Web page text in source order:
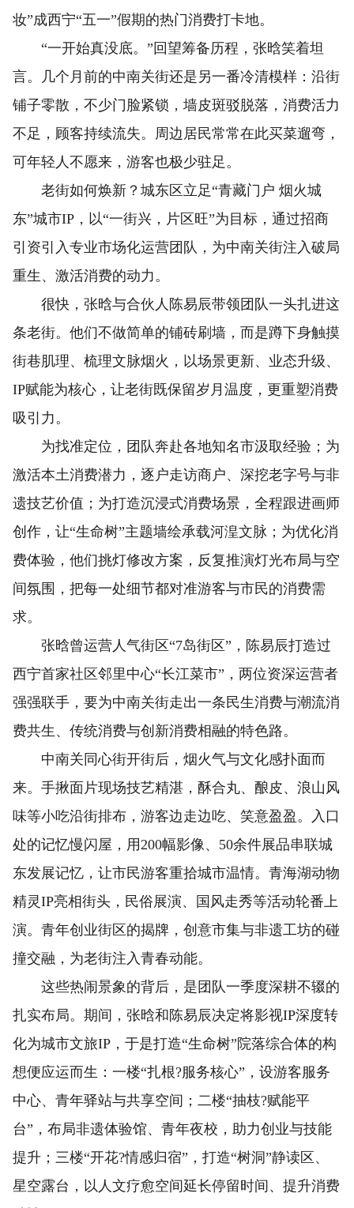
妆”成西宁“五一”假期的热门消费打卡地。
“一开始真没底。”回望筹备历程，张晗笑着坦
言。几个月前的中南关街还是另一番冷清模样：沿街
铺子零散，不少门脸紧锁，墙皮斑驳脱落，消费活力
不足，顾客持续流失。周边居民常常在此买菜遛弯，
可年轻人不愿来，游客也极少驻足。
老街如何焕新？城东区立足“青藏门户 烟火城
东”城市IP，以“一街兴，片区旺”为目标，通过招商
引资引入专业市场化运营团队，为中南关街注入破局
重生、激活消费的动力。
很快，张晗与合伙人陈易辰带领团队一头扎进这
条老街。他们不做简单的铺砖刷墙，而是蹲下身触摸
街巷肌理、梳理文脉烟火，以场景更新、业态升级、
IP赋能为核心，让老街既保留岁月温度，更重塑消费
吸引力。
为找准定位，团队奔赴各地知名市汲取经验；为
激活本土消费潜力，逐户走访商户、深挖老字号与非
遗技艺价值；为打造沉浸式消费场景，全程跟进画师
创作，让“生命树”主题墙绘承载河湟文脉；为优化消
费体验，他们挑灯修改方案，反复推演灯光布局与空
间氛围，把每一处细节都对准游客与市民的消费需
求。
张晗曾运营人气街区“7岛街区”，陈易辰打造过
西宁首家社区邻里中心“长江菜市”，两位资深运营者
强强联手，要为中南关街走出一条民生消费与潮流消
费共生、传统消费与创新消费相融的特色路。
中南关同心街开街后，烟火气与文化感扑面而
来。手揪面片现场技艺精湛，酥合丸、酿皮、浪山风
味等小吃沿街排布，游客边走边吃、笑意盈盈。入口
处的记忆慢闪屋，用200幅影像、50余件展品串联城
东发展记忆，让市民游客重拾城市温情。青海湖动物
精灵IP亮相街头，民俗展演、国风走秀等活动轮番上
演。青年创业街区的揭牌，创意市集与非遗工坊的碰
撞交融，为老街注入青春动能。
这些热闹景象的背后，是团队一季度深耕不辍的
扎实布局。期间，张晗和陈易辰决定将影视IP深度转
化为城市文旅IP，于是打造“生命树”院落综合体的构
想便应运而生：一楼“扎根?服务核心”，设游客服务
中心、青年驿站与共享空间；二楼“抽枝?赋能平
台”，布局非遗体验馆、青年夜校，助力创业与技能
提升；三楼“开花?情感归宿”，打造“树洞”静读区、
星空露台，以人文疗愈空间延长停留时间、提升消费